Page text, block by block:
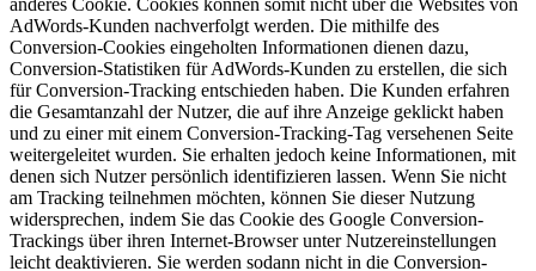
AdWords-Kunden nachverfolgt werden. Die mithilfe des
Conversion-Cookies eingeholten Informationen dienen dazu,
Conversion-Statistiken für AdWords-Kunden zu erstellen, die sich
für Conversion-Tracking entschieden haben. Die Kunden erfahren
die Gesamtanzahl der Nutzer, die auf ihre Anzeige geklickt haben
und zu einer mit einem Conversion-Tracking-Tag versehenen Seite
weitergeleitet wurden. Sie erhalten jedoch keine Informationen, mit
denen sich Nutzer persönlich identifizieren lassen. Wenn Sie nicht
am Tracking teilnehmen möchten, können Sie dieser Nutzung
widersprechen, indem Sie das Cookie des Google Conversion-
Trackings über ihren Internet-Browser unter Nutzereinstellungen
leicht deaktivieren. Sie werden sodann nicht in die Conversion-